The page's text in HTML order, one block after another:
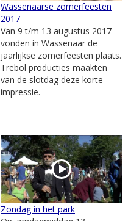
Wassenaarse zomerfeesten
2017
Van 9 t/m 13 augustus 2017
vonden in Wassenaar de
jaarlijkse zomerfeesten plaats.
Trebol producties maakten
van de slotdag deze korte
impressie.
Zondag in het park